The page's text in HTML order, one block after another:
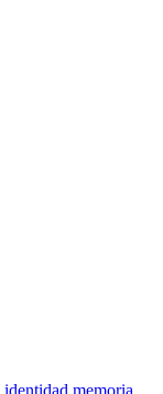
identidad memoria